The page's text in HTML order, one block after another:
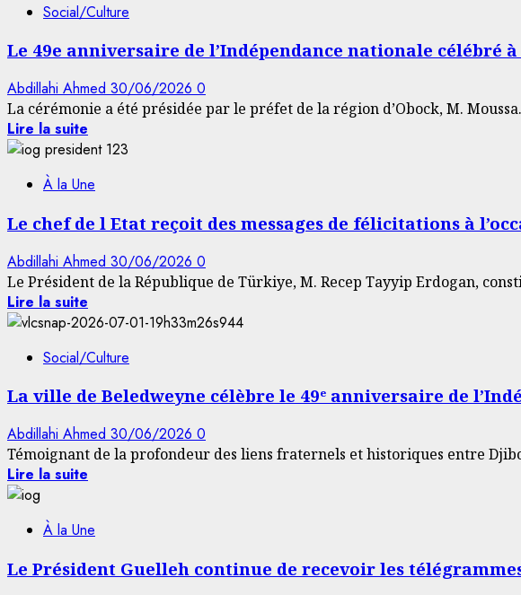
Social/Culture
Le 49e anniversaire de l’Indépendance nationale célébré
Abdillahi Ahmed 30/06/2026 0
La cérémonie a été présidée par le préfet de la région d’Obock, M.
Lire la suite
À la Une
Le chef de l Etat reçoit des messages de félicitations à
Abdillahi Ahmed 30/06/2026 0
Le Président de la République de Türkiye, M. Recep Tayyip Erdogan,
Lire la suite
Social/Culture
La ville de Beledweyne célèbre le 49ᵉ anniversaire de
Abdillahi Ahmed 30/06/2026 0
Témoignant de la profondeur des liens fraternels et historiques entre
Lire la suite
À la Une
Le Président Guelleh continue de recevoir les